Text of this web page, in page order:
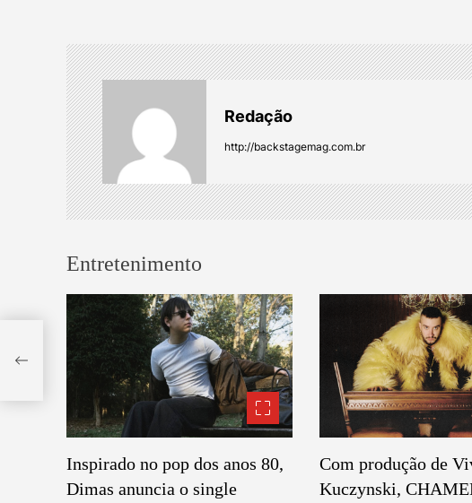
n
a
v
i
t
i
o
n
Redação
http://backstagemag.com.br
Entretenimento
Inspirado no pop dos anos 80,
Dimas anuncia o single
Com produção de
Kuczynski,